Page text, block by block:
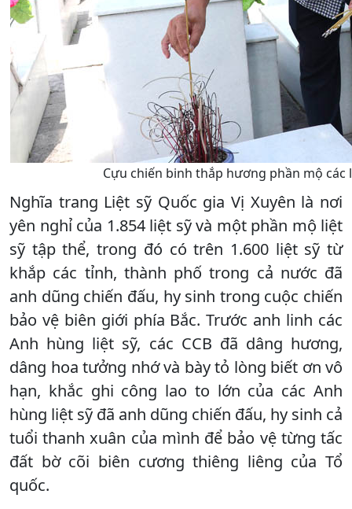
Cựu chiến binh thắp hương phần mộ các
Nghĩa trang Liệt sỹ Quốc gia Vị Xuyên là nơi
yên nghỉ của 1.854 liệt sỹ và một phần mộ liệt
sỹ tập thể, trong đó có trên 1.600 liệt sỹ từ
khắp các tỉnh, thành phố trong cả nước đã
anh dũng chiến đấu, hy sinh trong cuộc chiến
bảo vệ biên giới phía Bắc. Trước anh linh các
Anh hùng liệt sỹ, các CCB đã dâng hương,
dâng hoa tưởng nhớ và bày tỏ lòng biết ơn vô
hạn, khắc ghi công lao to lớn của các Anh
hùng liệt sỹ đã anh dũng chiến đấu, hy sinh cả
tuổi thanh xuân của mình để bảo vệ từng tấc
đất bờ cõi biên cương thiêng liêng của Tổ
quốc.